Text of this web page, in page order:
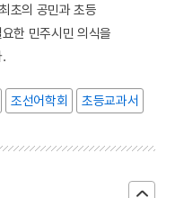
초의 공민과 초등
한 민주시민 의식을
조선어학회 초등교과서